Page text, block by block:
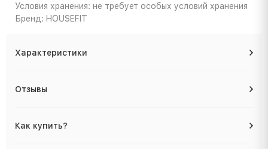
Условия хранения: не требует особых условий хранения
Бренд: HOUSEFIT
Характеристики
Отзывы
Как купить?